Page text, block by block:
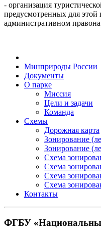
- организация
предусмотренных для этой
административном
Минприроды России
Документы
О парке
Миссия
Цели и задачи
Команда
Схемы
Дорожная карта
Зонирование
Зонирование
Схема
Схема
Схема
Схема
Контакты
ФГБУ